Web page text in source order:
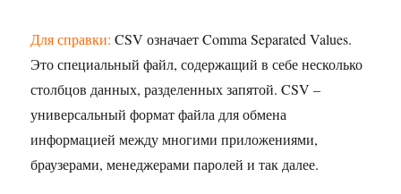
Для справки: CSV означает Comma Separated Values.
Это специальный файл, содержащий в себе несколько
столбцов данных, разделенных запятой. CSV –
универсальный формат файла для обмена
информацией между многими приложениями,
браузерами, менеджерами паролей и так далее.